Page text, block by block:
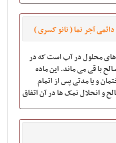
آجر نما ( نانو کسری )
رسوب نمک های محلول در آب است که در
با قی می ماند. این ماده
و یا مدتی پس از اتمام
و انحلال نمک ها در آن اتفاق